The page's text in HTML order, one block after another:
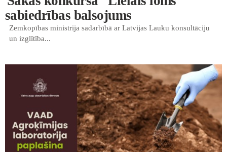
sabiedrības balsojums
Zemkopības ministrija sadarbībā ar Latvijas Lauku konsultāciju
un izglītība...